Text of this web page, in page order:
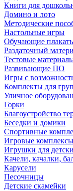
Книги для
Домино и лото
Методические
Настольные игры
Обучающие
Раздаточный
Тестовые
Развивающие ПО
Игры с
Комплекты для
Уличное
Горки
Благоустройство
Беседки и домики
Спортивные
Игровые комплексы
Игрушки для
Качели, качалки,
Карусели
Песочницы
Детские скамейки